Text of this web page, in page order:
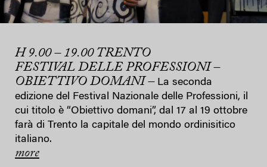
H 9.00 – 19.00 TRENTO
FESTIVAL DELLE PROFESSIONI –
OBIETTIVO DOMANI – La seconda
edizione del Festival Nazionale delle Professioni, il
cui titolo è “Obiettivo domani”, dal 17 al 19 ottobre
farà di Trento la capitale del mondo ordinisitico
italiano.
more